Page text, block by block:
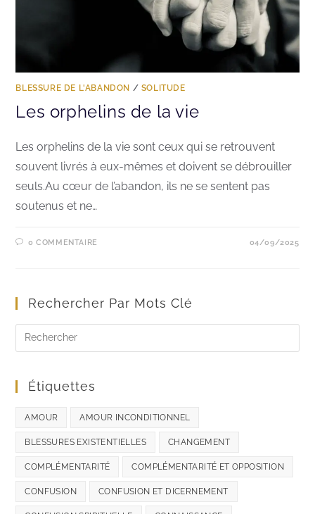
BLESSURE DE L'ABANDON / SOLITUDE
Les orphelins de la vie
Les orphelins de la vie sont ceux qui se retrouvent
souvent livrés à eux-mêmes et doivent se débrouiller
seuls.Au cœur de l’abandon, ils ne se sentent pas
soutenus et ne…
0 COMMENTAIRE 04/09/2025
Rechercher Par Mots Clé
Étiquettes
AMOUR AMOUR INCONDITIONNEL
BLESSURES EXISTENTIELLES CHANGEMENT
COMPLÉMENTARITÉ COMPLÉMENTARITÉ ET OPPOSITION
CONFUSION CONFUSION ET DICERNEMENT